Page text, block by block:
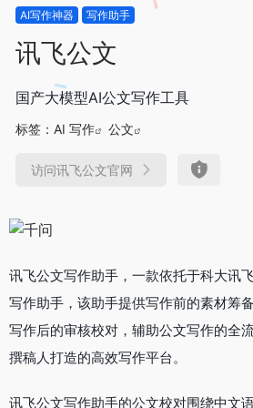
AI写作神器 写作助手
讯飞公文
国产大模型AI公文写作工具
标签： AI 写作 公文
访问讯飞公文官网
讯飞公文写作助手，一款依托于科大讯
写作助手，该助手提供写作前的素材筹
写作后的审核校对，辅助公文写作的全
撰稿人打造的高效写作平台。
讯飞公文写作助手的公文校对围绕中文